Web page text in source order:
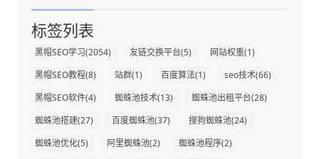
标签列表
黑帽SEO学习(2054) 友链交换平台(5) 网站权重(1)
黑帽SEO教程(8) 站群(1) 百度算法(1) seo技术(66)
黑帽SEO软件(4) 蜘蛛池技术(13) 蜘蛛池出租平台(28)
蜘蛛池搭建(27) 百度蜘蛛池(37) 搜狗蜘蛛池(24)
蜘蛛池优化(5) 阿里蜘蛛池(2) 蜘蛛池程序(2)